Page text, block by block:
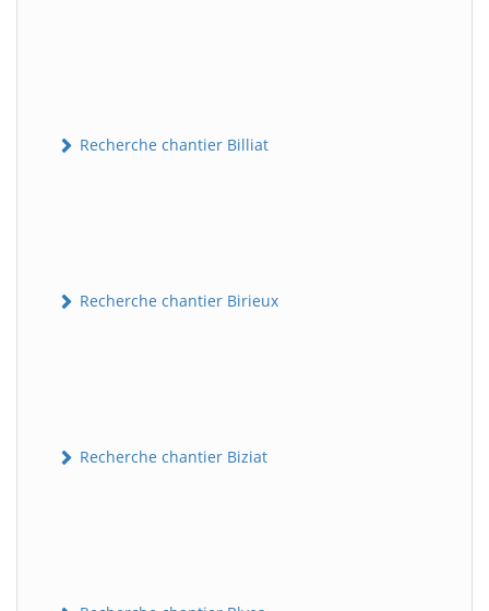
Recherche chantier Billiat
Recherche chantier Birieux
Recherche chantier Biziat